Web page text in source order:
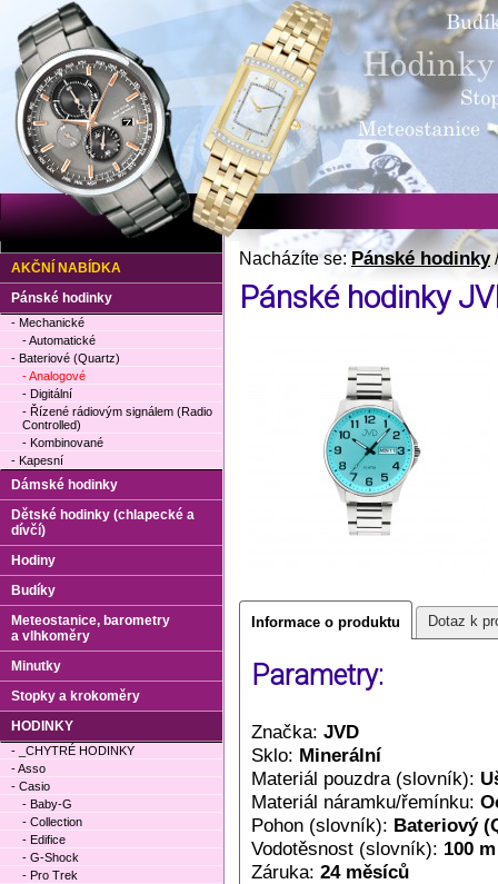
Nacházíte se:Pánské hodinky
Pánské hodinky
Informace o produktu Dotaz k
Parametry:
Značka: JVD
Sklo: Minerální
Materiál pouzdra (slovník):
Materiál náramku/řemínku:
Pohon (slovník): Bateriový
Vodotěsnost (slovník): 100 m
Záruka: 24 měsíců
AKČNÍ NABÍDKA
Pánské hodinky
- Mechanické
- Automatické
- Bateriové (Quartz)
- Analogové
- Digitální
- Řízené rádiovým signálem (Radio
Controlled)
- Kombinované
- Kapesní
Dámské hodinky
Dětské hodinky (chlapecké a
dívčí)
Hodiny
Budíky
Meteostanice, barometry
a vlhkoměry
Minutky
Stopky a krokoměry
HODINKY
- _CHYTRÉ HODINKY
- Asso
- Casio
- Baby-G
- Collection
- Edifice
- G-Shock
- Pro Trek